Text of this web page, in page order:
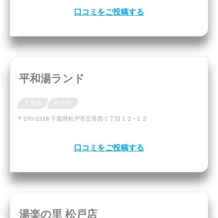
口コミをご投稿する
平和湯ランド
千葉県
〒270-2218 千葉県松戸市五香西１丁目１２−１２
口コミをご投稿する
湯楽の里 松戸店